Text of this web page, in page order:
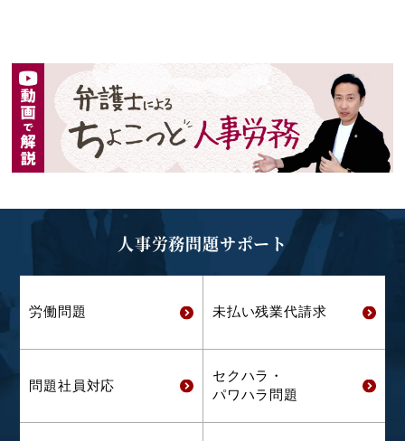
人事労務問題サポート
労働問題 未払い残業代請求
問題社員対応
セクハラ・
パワハラ問題